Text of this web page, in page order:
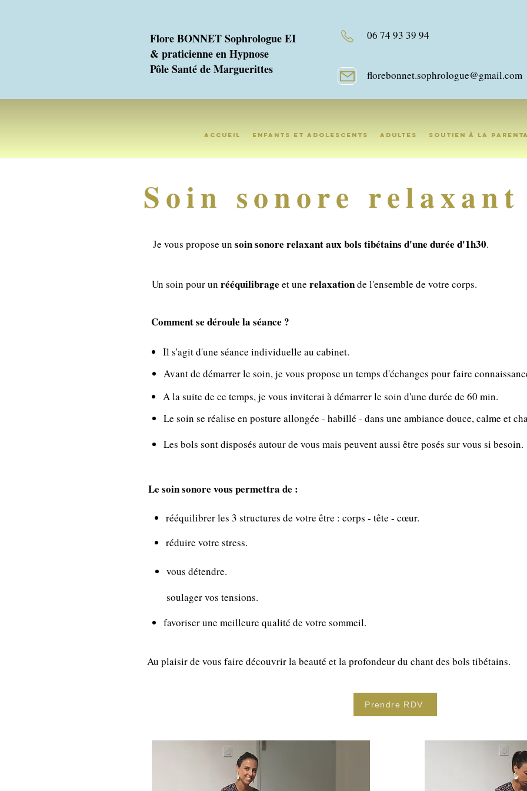
Flore BONNET Sophrologue EI
& praticienne en Hypnose
Pôle Santé de Marguerittes
06 74 93 39 94
florebonnet.sophrologue@gmail.com
Accueil Enfants et adolescents Adultes Soutien à la
Soin sonore relaxant
Je vous propose un soin sonore relaxant aux bols tibétains d'une durée d'1h30.
Un soin pour un rééquilibrage et une relaxationde l'ensemble de votre corps.
Comment se déroule la séance ?
Il s'agit d'une séance individuelle au cabinet.
Avant de démarrer le soin, je vous propose un temps d'échanges pour faire
A la suite de ce temps, je vous inviterai à démarrer le soin d'une durée de 60 min.
Le soin se réalise en posture allongée - habillé - dans une ambiance douce, calme et
Les bols sont disposés autour de vous mais peuvent aussi être posés sur vous si besoin.
Le soin sonore vous permettra de :
rééquilibrer les 3 structures de votre être : corps - tête - cœur.
réduire votre stress.
vous détendre.
soulager vos tensions.
favoriser une meilleure qualité de votre sommeil.
Au plaisir de vous faire découvrir la beauté et la profondeur du chant des bols tibétains.
Prendre RDV